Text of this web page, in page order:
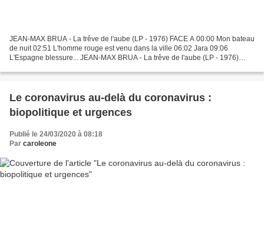
JEAN-MAX BRUA - La trêve de l'aube (LP - 1976) FACE A 00:00 Mon bateau
de nuit 02:51 L'homme rouge est venu dans la ville 06:02 Jara 09:06
L'Espagne blessure... JEAN-MAX BRUA - La trêve de l'aube (LP - 1976)
Le coronavirus au-delà du coronavirus :
biopolitique et urgences
Publié le 24/03/2020 à 08:18
Par caroleone